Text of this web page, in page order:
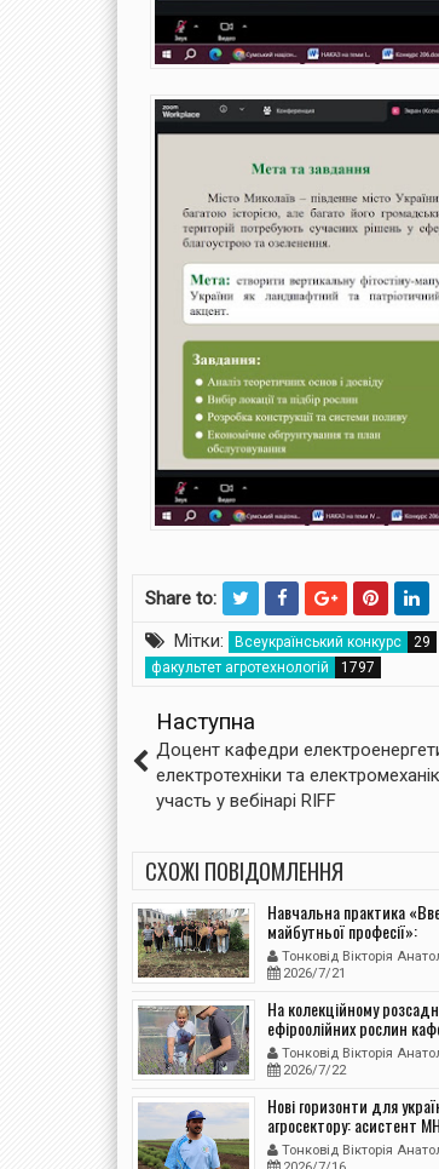
Share to:
Мітки:
Всеукраїнський конкурс
факультет агротехнологій
Наступна
Доцент кафедри
електротехніки та
участь у вебінарі RIFF
СХОЖІ ПОВІДОМЛЕННЯ
Навчальна практика
майбутньої професії»:
першокурсники МНАУ
практику з агрономічних
Тонковід Вікторія
2026/7/21
На колекційному
ефіроолійних рослин
землеробства, геодезії
землеустрою МНАУ
дослідження
Тонковід Вікторія
2026/7/22
Нові горизонти для
агросектору: асистент
пройшов тренінг щодо
ринок Японії
Тонковід Вікторія